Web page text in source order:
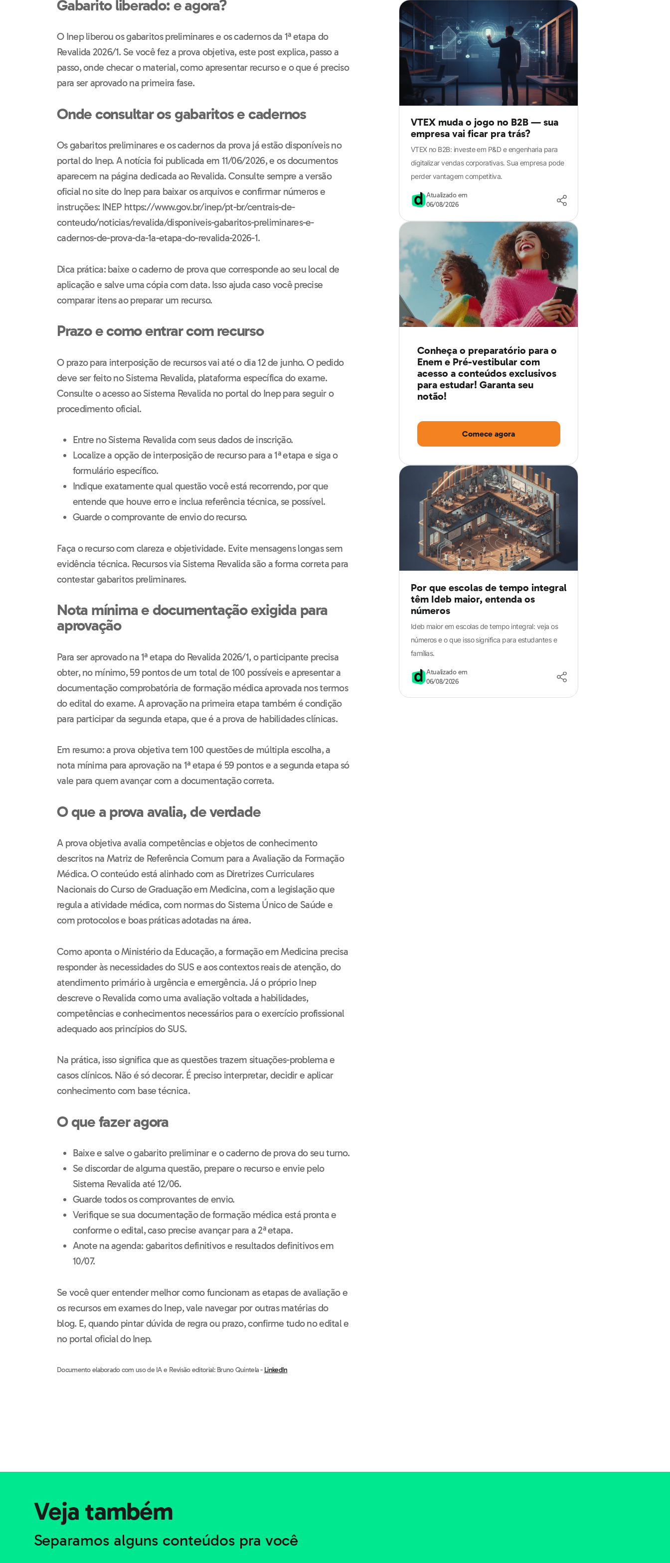
Gabarito liberado: e agora?
O Inep liberou os gabaritos preliminares e os cadernos da 1ª etapa do
Revalida 2026/1. Se você fez a prova objetiva, este post explica, passo a
passo, onde checar o material, como apresentar recurso e o que é preciso
para ser aprovado na primeira fase.
Onde consultar os gabaritos e cadernos
Os gabaritos preliminares e os cadernos da prova já estão disponíveis no
portal do Inep. A notícia foi publicada em 11/06/2026, e os documentos
aparecem na página dedicada ao Revalida. Consulte sempre a versão
oficial no site do Inep para baixar os arquivos e confirmar números e
instruções: INEP https://www.gov.br/inep/pt-br/centrais-de-
conteudo/noticias/revalida/disponiveis-gabaritos-preliminares-e-
cadernos-de-prova-da-1a-etapa-do-revalida-2026-1.
Dica prática: baixe o caderno de prova que corresponde ao seu local de
aplicação e salve uma cópia com data. Isso ajuda caso você precise
comparar itens ao preparar um recurso.
Prazo e como entrar com recurso
O prazo para interposição de recursos vai até o dia 12 de junho. O pedido
deve ser feito no Sistema Revalida, plataforma específica do exame.
Consulte o acesso ao Sistema Revalida no portal do Inep para seguir o
procedimento oficial.
Entre no Sistema Revalida com seus dados de inscrição.
Localize a opção de interposição de recurso para a 1ª etapa e siga o
formulário específico.
Indique exatamente qual questão você está recorrendo, por que
entende que houve erro e inclua referência técnica, se possível.
Guarde o comprovante de envio do recurso.
Faça o recurso com clareza e objetividade. Evite mensagens longas sem
evidência técnica. Recursos via Sistema Revalida são a forma correta para
contestar gabaritos preliminares.
Nota mínima e documentação exigida para
aprovação
Para ser aprovado na 1ª etapa do Revalida 2026/1, o participante precisa
obter, no mínimo, 59 pontos de um total de 100 possíveis e apresentar a
documentação comprobatória de formação médica aprovada nos termos
do edital do exame. A aprovação na primeira etapa também é condição
para participar da segunda etapa, que é a prova de habilidades clínicas.
Em resumo: a prova objetiva tem 100 questões de múltipla escolha, a
nota mínima para aprovação na 1ª etapa é 59 pontos e a segunda etapa só
vale para quem avançar com a documentação correta.
O que a prova avalia, de verdade
A prova objetiva avalia competências e objetos de conhecimento
descritos na Matriz de Referência Comum para a Avaliação da Formação
Médica. O conteúdo está alinhado com as Diretrizes Curriculares
Nacionais do Curso de Graduação em Medicina, com a legislação que
regula a atividade médica, com normas do Sistema Único de Saúde e
com protocolos e boas práticas adotadas na área.
Como aponta o Ministério da Educação, a formação em Medicina precisa
responder às necessidades do SUS e aos contextos reais de atenção, do
atendimento primário à urgência e emergência. Já o próprio Inep
descreve o Revalida como uma avaliação voltada a habilidades,
competências e conhecimentos necessários para o exercício profissional
adequado aos princípios do SUS.
Na prática, isso significa que as questões trazem situações-problema e
casos clínicos. Não é só decorar. É preciso interpretar, decidir e aplicar
conhecimento com base técnica.
O que fazer agora
Baixe e salve o gabarito preliminar e o caderno de prova do seu turno.
Se discordar de alguma questão, prepare o recurso e envie pelo
Sistema Revalida até 12/06.
Guarde todos os comprovantes de envio.
Verifique se sua documentação de formação médica está pronta e
conforme o edital, caso precise avançar para a 2ª etapa.
Anote na agenda: gabaritos definitivos e resultados definitivos em
10/07.
Se você quer entender melhor como funcionam as etapas de avaliação e
os recursos em exames do Inep, vale navegar por outras matérias do
blog. E, quando pintar dúvida de regra ou prazo, confirme tudo no edital e
no portal oficial do Inep.
Documento elaborado com uso de IA e Revisão editorial: Bruno Quintela - LinkedIn
VTEX muda o jogo no B2B — sua
empresa vai ficar pra trás?
VTEX no B2B: investe em P&D e engenharia para
digitalizar vendas corporativas. Sua empresa pode
perder vantagem competitiva.
Atualizado em
06/08/2026
Conheça o preparatório para o
Enem e Pré-vestibular com
acesso a conteúdos exclusivos
para estudar! Garanta seu
notão!
Comece agora
Por que escolas de tempo integral
têm Ideb maior, entenda os
números
Ideb maior em escolas de tempo integral: veja os
números e o que isso significa para estudantes e
famílias.
Atualizado em
06/08/2026
Veja também
Separamos alguns conteúdos pra você